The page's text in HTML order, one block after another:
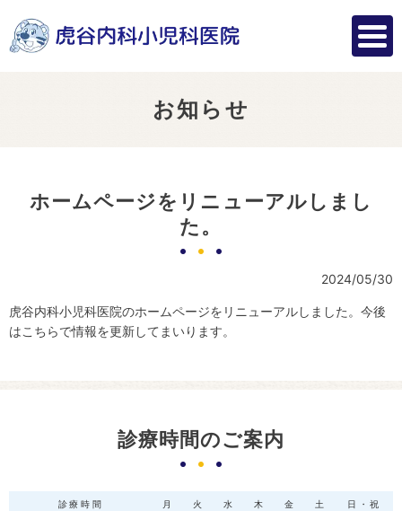
お知らせ
ホームページをリニューアルしまし
た。
2024/05/30
虎谷内科小児科医院のホームページをリニューアルしました。今後
はこちらで情報を更新してまいります。
診療時間のご案内
診療時間 月 火 水 木 金 土 日・祝